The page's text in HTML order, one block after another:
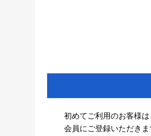
初めてご利用のお客様
会員にご登録いただき